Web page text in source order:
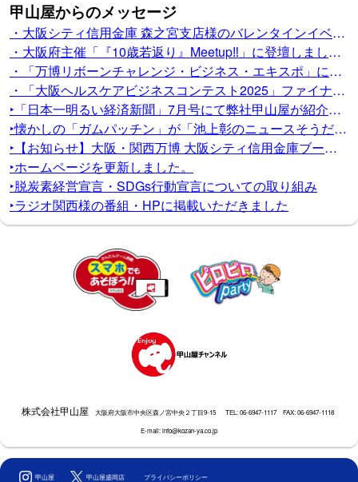
甲山屋からのメッセージ
・大阪シティ信用金庫 森之宮支店様のバレンタインイベントにて吹き戻し体験会を実施しました。
・大阪府主催「『10歳若返り』Meetup‼」に登壇しました。
・「万博リボーンチャレンジ・ビジネス・エキスポ」に出展しました
・「大阪ヘルスケアビジネスコンテスト2025」ファイナリストに選出されました
‣「日本一明るい経済新聞」7月号にて弊社甲山屋が紹介されました
‣懐かしの「ガムパッチン」が「池上彰のニュースそうだったのか!!」で紹介されます！
‣【お知らせ】大阪・関西万博 大阪シティ信用金庫ブース出展のお知らせ
‣ホームページを更新しました。
‣脱炭素経営宣言・SDGs行動宣言についての取り組み
‣ラジオ関西様の番組・HPに掲載いただきました
株式会社甲山屋 大阪府大阪市中央区森ノ宮中央２丁目9-15 TEL: 06-6947-1117 FAX: 06-6947-1118
E-mail: info@kozan-ya.co.jp
甲山屋 甲山屋盛岡店 プライバシーポリシー